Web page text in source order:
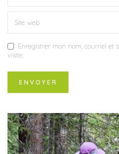
Enregistrer mon nom, courriel et
visite.